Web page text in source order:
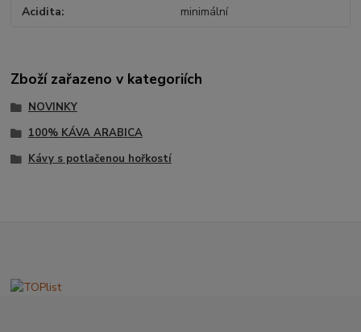
Acidita minimální
Zboží zařazeno v kategoriích
NOVINKY
100% KÁVA ARABICA
Kávy s potlačenou hořkostí